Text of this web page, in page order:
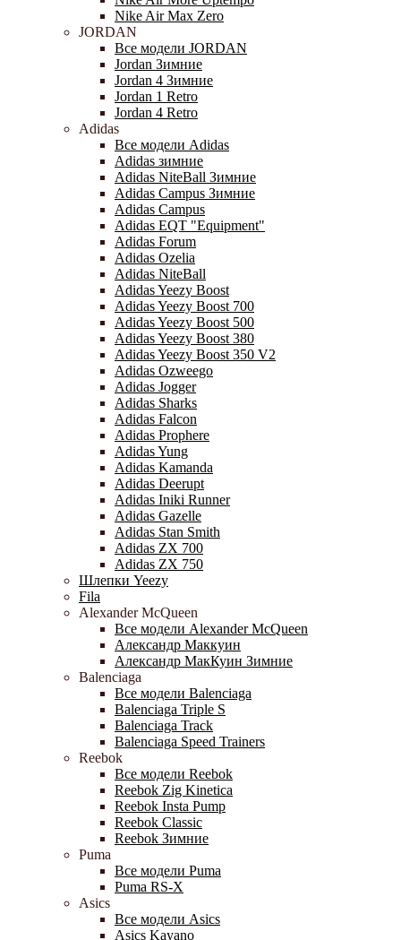
Nike Air Max Zero
JORDAN
Все модели JORDAN
Jordan Зимние
Jordan 4 Зимние
Jordan 1 Retro
Jordan 4 Retro
Adidas
Все модели Adidas
Adidas зимние
Adidas NiteBall Зимние
Adidas Campus Зимние
Adidas Campus
Adidas EQT "Equipment"
Adidas Forum
Adidas Ozelia
Adidas NiteBall
Adidas Yeezy Boost
Adidas Yeezy Boost 700
Adidas Yeezy Boost 500
Adidas Yeezy Boost 380
Adidas Yeezy Boost 350 V2
Adidas Ozweego
Adidas Jogger
Adidas Sharks
Adidas Falcon
Adidas Prophere
Adidas Yung
Adidas Kamanda
Adidas Deerupt
Adidas Iniki Runner
Adidas Gazelle
Adidas Stan Smith
Adidas ZX 700
Adidas ZX 750
Шлепки Yeezy
Fila
Alexander McQueen
Все модели Alexander McQueen
Александр Маккуин
Александр МакКуин Зимние
Balenciaga
Все модели Balenciaga
Balenciaga Triple S
Balenciaga Track
Balenciaga Speed Trainers
Reebok
Все модели Reebok
Reebok Zig Kinetica
Reebok Insta Pump
Reebok Classic
Reebok Зимние
Puma
Все модели Puma
Puma RS-X
Asics
Все модели Asics
Asics Kayano